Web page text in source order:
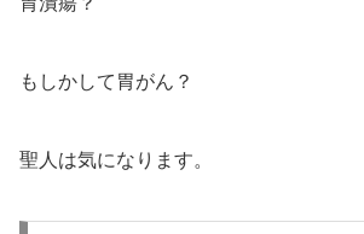
もしかして胃がん？
聖人は気になります。